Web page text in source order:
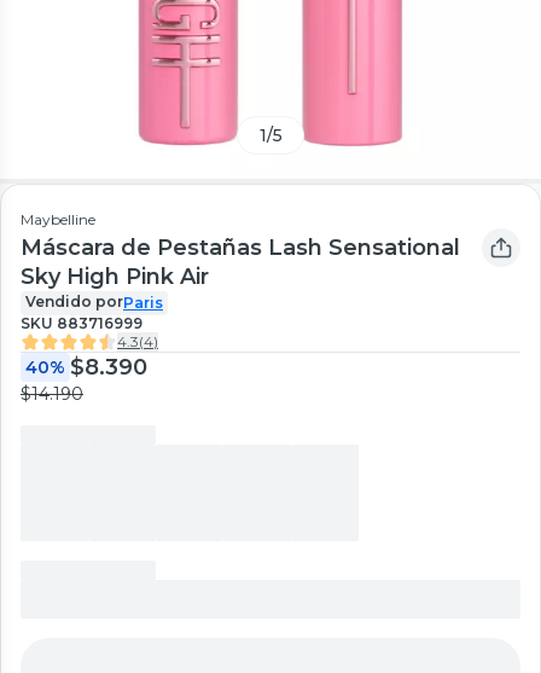
1/5
Maybelline
Máscara de Pestañas Lash Sensational
Sky High Pink Air
Vendido porParis
SKU 883716999
4.3(4)
40% $8.390
$14.190